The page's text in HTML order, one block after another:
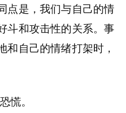
点是，我们与自己的情
斗和攻击性的关系。事
和自己的情绪打架时，
慌。